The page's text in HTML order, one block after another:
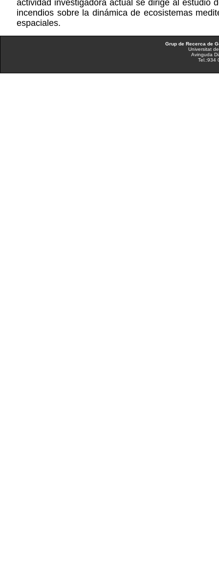
actividad investigadora actual se dirige al estudio
incendios sobre la dinámica de ecosistemas
espaciales.
Grup de Recerca de
Universitat
Avinguda
Tel.:934